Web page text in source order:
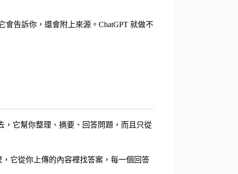
告訴你，還會附上來源。ChatGPT 就做不
，它幫你整理、摘要、回答問題，而且只從
它從你上傳的內容裡找答案，每一個回答